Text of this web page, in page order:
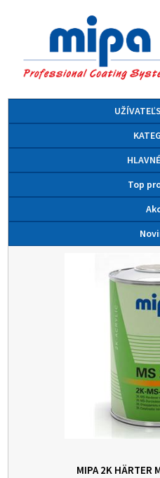
Top
MIPA 2K HÄRTER